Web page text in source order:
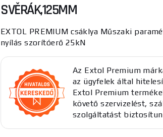
SVĚRÁK,125MM
EXTOL PREMIUM csáklya Műszaki
nyílás szorítóerő 25kN
Az Extol Premium
az ügyfelek által
Extol Premium
követő szervizelést,
szolgáltatást